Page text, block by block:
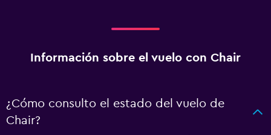
Información sobre el vuelo con Chair
¿Cómo consulto el estado del vuelo de
Chair?